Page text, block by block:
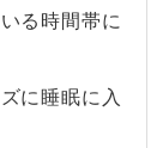
る時間帯に
に睡眠に入